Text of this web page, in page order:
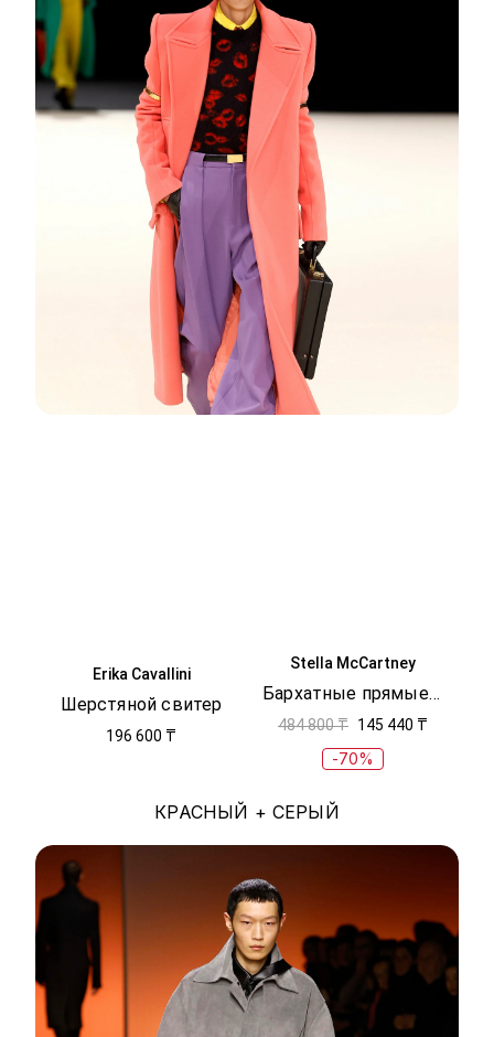
Erika Cavallini
Шерстяной свитер
196 600 ₸
Stella McCartney
Бархатные прямые брюки
484 800 ₸ 145 440 ₸
-70%
КРАСНЫЙ + СЕРЫЙ